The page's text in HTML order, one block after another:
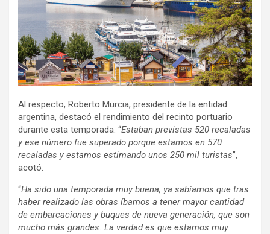
Al respecto, Roberto Murcia, presidente de la entidad
argentina, destacó el rendimiento del recinto portuario
durante esta temporada. “Estaban previstas 520 recaladas
y ese número fue superado porque estamos en 570
recaladas y estamos estimando unos 250 mil turistas”,
acotó.
“Ha sido una temporada muy buena, ya sabíamos que tras
haber realizado las obras íbamos a tener mayor cantidad
de embarcaciones y buques de nueva generación, que son
mucho más grandes. La verdad es que estamos muy